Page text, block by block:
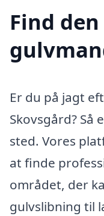
Find
Er du på jagt
Skovsgård?
sted. Vores
at finde
området, der
gulvslibning til